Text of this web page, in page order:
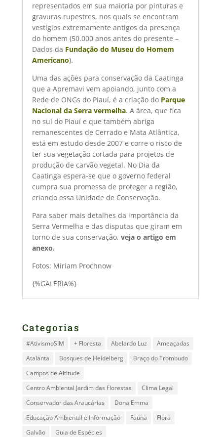
representados em sua maioria por pinturas e
gravuras rupestres, nos quais se encontram
vestígios extremamente antigos da presença
do homem (50.000 anos antes do presente –
Dados da Fundação do Museu do Homem
Americano).
Uma das ações para conservação da Caatinga
que a Apremavi vem apoiando, junto com a
Rede de ONGs do Piauí, é a criação do Parque
Nacional da Serra vermelha. A área, que fica
no sul do Piauí e que também abriga
remanescentes de Cerrado e Mata Atlântica,
está em estudo desde 2007 e corre o risco de
ter sua vegetação cortada para projetos de
produção de carvão vegetal. No Dia da
Caatinga espera-se que o governo federal
cumpra sua promessa de proteger a região,
criando essa Unidade de Conservação.
Para saber mais detalhes da importância da
Serra Vermelha e das disputas que giram em
torno de sua conservação, veja o artigo em
anexo.
Fotos: Miriam Prochnow
{%GALERIA%}
Categorias
#AtivismoSIM + Floresta Abelardo Luz
Ameaçadas
Atalanta
Bosques de Heidelberg
Braço do Trombudo
Campos de Altitude
Centro Ambiental Jardim das Florestas
Clima Legal
Conservador das Araucárias
Dona Emma
Educação Ambiental e Informação
Fauna
Flora
Galvão
Guia de Espécies